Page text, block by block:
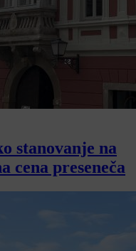
stanovanje na
cena preseneča